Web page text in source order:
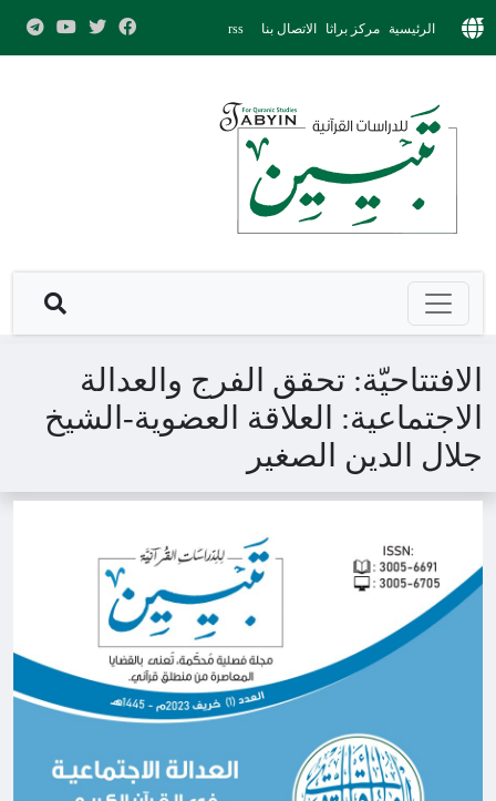
الرئيسية مركز براثا الاتصال بنا rss
الافتتاحيّة: تحقق الفرج والعدالة
الاجتماعية: العلاقة العضوية-الشيخ
جلال الدين الصغير